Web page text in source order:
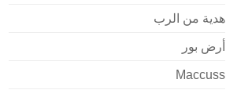
هدية من الرب
أرض بور
Maccuss